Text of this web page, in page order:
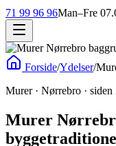
71 99 96 96Man–Fre
Forside/Ydelser/
Murer · Nørrebro · siden
Murer